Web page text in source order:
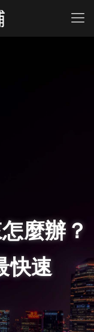
麼辦？
快速